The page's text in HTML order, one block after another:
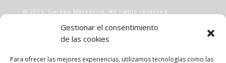
Gestionar el consentimiento
de las cookies
Para ofrecer las mejores experiencias, utilizamos tecnologías como las
© 2025, Garbau Marketing. All rights reserved.
INFO
Aviso legal